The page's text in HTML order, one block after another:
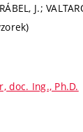
J.;
doc. Ing., Ph.D.